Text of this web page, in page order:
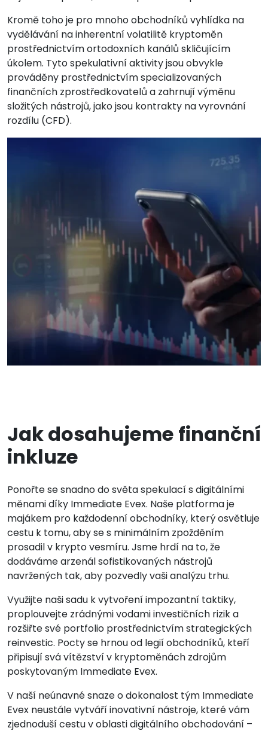
Kromě toho je pro mnoho obchodníků vyhlídka na
vydělávání na inherentní volatilitě kryptoměn
prostřednictvím ortodoxních kanálů skličujícím
úkolem. Tyto spekulativní aktivity jsou obvykle
prováděny prostřednictvím specializovaných
finančních zprostředkovatelů a zahrnují výměnu
složitých nástrojů, jako jsou kontrakty na vyrovnání
rozdílu (CFD).
Jak dosahujeme finanční
inkluze
Ponořte se snadno do světa spekulací s digitálními
měnami díky Immediate Evex. Naše platforma je
majákem pro každodenní obchodníky, který osvětluje
cestu k tomu, aby se s minimálním zpožděním
prosadil v krypto vesmíru. Jsme hrdí na to, že
dodáváme arzenál sofistikovaných nástrojů
navržených tak, aby pozvedly vaši analýzu trhu.
Využijte naši sadu k vytvoření impozantní taktiky,
proplouvejte zrádnými vodami investičních rizik a
rozšiřte své portfolio prostřednictvím strategických
reinvestic. Pocty se hrnou od legií obchodníků, kteří
připisují svá vítězství v kryptoměnách zdrojům
poskytovaným Immediate Evex.
V naší neúnavné snaze o dokonalost tým Immediate
Evex neustále vytváří inovativní nástroje, které vám
zjednoduší cestu v oblasti digitálního obchodování –